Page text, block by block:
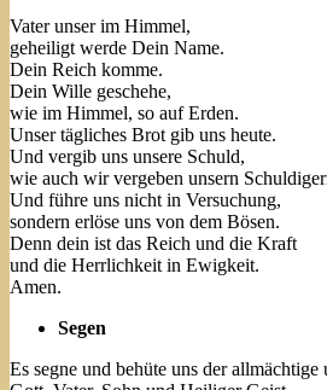
Vater unser im Himmel,
geheiligt werde Dein Name.
Dein Reich komme.
Dein Wille geschehe,
wie im Himmel, so auf Erden.
Unser tägliches Brot gib uns heute.
Und vergib uns unsere Schuld,
wie auch wir vergeben unsern
Und führe uns nicht in Versuchung,
sondern erlöse uns von dem Bösen.
Denn dein ist das Reich und die Kraft
und die Herrlichkeit in Ewigkeit.
Amen.
Segen
Es segne und behüte uns der allmächtige